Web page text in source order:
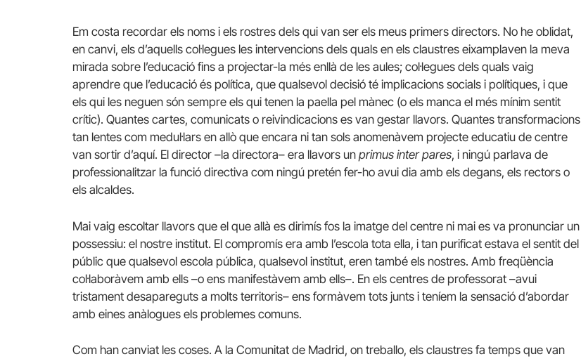
Em costa recordar els noms i els rostres dels qui van ser els meus primers directors. No he oblidat,
en canvi, els d’aquells col·legues les intervencions dels quals en els claustres eixamplaven la meva
mirada sobre l’educació fins a projectar-la més enllà de les aules; col·legues dels quals vaig
aprendre que l’educació és política, que qualsevol decisió té implicacions socials i polítiques, i que
els qui les neguen són sempre els qui tenen la paella pel mànec (o els manca el més mínim sentit
crític). Quantes cartes, comunicats o reivindicacions es van gestar llavors. Quantes transformacions
tan lentes com medul·lars en allò que encara ni tan sols anomenàvem projecte educatiu de centre
van sortir d’aquí. El director –la directora– era llavors un primus inter pares, i ningú parlava de
professionalitzar la funció directiva com ningú pretén fer-ho avui dia amb els degans, els rectors o
els alcaldes.
Mai vaig escoltar llavors que el que allà es dirimís fos la imatge del centre ni mai es va pronunciar un
possessiu: el nostre institut. El compromís era amb l’escola tota ella, i tan purificat estava el sentit del
públic que qualsevol escola pública, qualsevol institut, eren també els nostres. Amb freqüència
col·laboràvem amb ells –o ens manifestàvem amb ells–. En els centres de professorat –avui
tristament desapareguts a molts territoris– ens formàvem tots junts i teníem la sensació d’abordar
amb eines anàlogues els problemes comuns.
Com han canviat les coses. A la Comunitat de Madrid, on treballo, els claustres fa temps que van